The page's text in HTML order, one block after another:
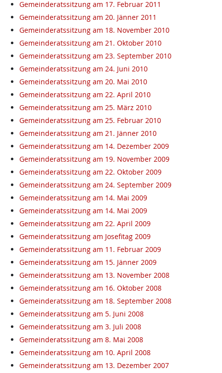
Gemeinderatssitzung am 17. Februar 2011
Gemeinderatssitzung am 20. Jänner 2011
Gemeinderatssitzung am 18. November 2010
Gemeinderatssitzung am 21. Oktober 2010
Gemeinderatssitzung am 23. September 2010
Gemeinderatssitzung am 24. Juni 2010
Gemeinderatssitzung am 20. Mai 2010
Gemeinderatssitzung am 22. April 2010
Gemeinderatssitzung am 25. März 2010
Gemeinderatssitzung am 25. Februar 2010
Gemeinderatssitzung am 21. Jänner 2010
Gemeinderatssitzung am 14. Dezember 2009
Gemeinderatssitzung am 19. November 2009
Gemeinderatssitzung am 22. Oktober 2009
Gemeinderatssitzung am 24. September 2009
Gemeinderatssitzung am 14. Mai 2009
Gemeinderatssitzung am 14. Mai 2009
Gemeinderatssitzung am 22. April 2009
Gemeinderatssitzung am Josefitag 2009
Gemeinderatssitzung am 11. Februar 2009
Gemeinderatssitzung am 15. Jänner 2009
Gemeinderatssitzung am 13. November 2008
Gemeinderatssitzung am 16. Oktober 2008
Gemeinderatssitzung am 18. September 2008
Gemeinderatssitzung am 5. Juni 2008
Gemeinderatssitzung am 3. Juli 2008
Gemeinderatssitzung am 8. Mai 2008
Gemeinderatssitzung am 10. April 2008
Gemeinderatssitzung am 13. Dezember 2007